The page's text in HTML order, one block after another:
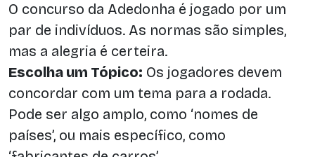
O concurso da Adedonha é jogado por um
par de indivíduos. As normas são simples,
mas a alegria é certeira.
Escolha um Tópico: Os jogadores devem
concordar com um tema para a rodada.
Pode ser algo amplo, como ‘nomes de
países’, ou mais específico, como